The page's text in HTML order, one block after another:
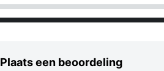
Plaats een beoordeling